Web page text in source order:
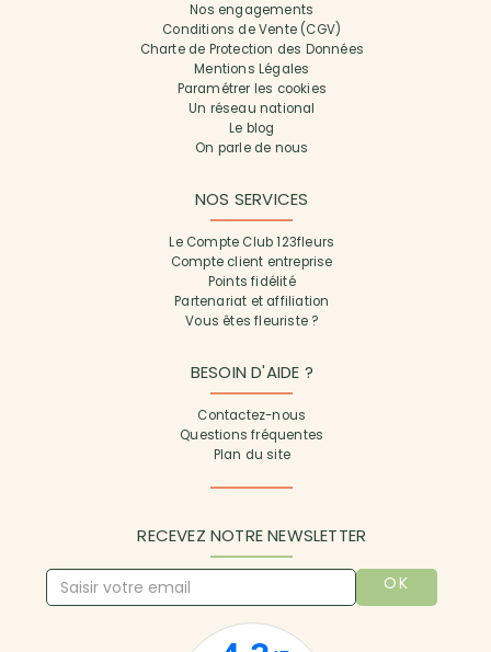
Nos engagements
Conditions de Vente (CGV)
Charte de Protection des Données
Mentions Légales
Paramétrer les cookies
Un réseau national
Le blog
On parle de nous
NOS SERVICES
Le Compte Club 123fleurs
Compte client entreprise
Points fidélité
Partenariat et affiliation
Vous êtes fleuriste ?
BESOIN D'AIDE ?
Contactez-nous
Questions fréquentes
Plan du site
RECEVEZ NOTRE NEWSLETTER
OK